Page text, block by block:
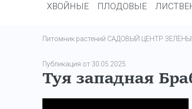
ХВОЙНЫЕ ПЛОДОВЫЕ
Питомник растений САДОВЫЙ ЦЕНТР
Публикация от 30.05.2025
Туя западная